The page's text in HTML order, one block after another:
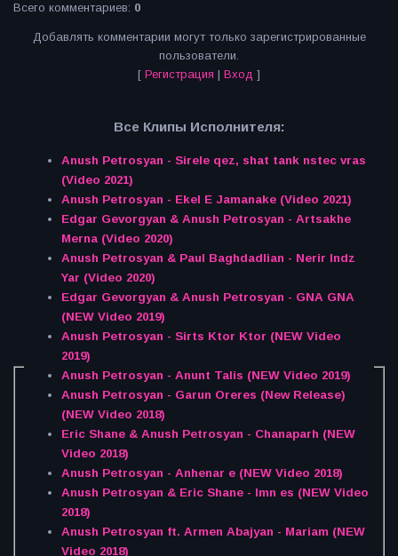
Всего комментариев: 0
Добавлять комментарии могут только зарегистрированные
пользователи.
[ Регистрация | Вход ]
Все Клипы Исполнителя:
Anush Petrosyan - Sirele qez, shat tank nstec vras
(Video 2021)
Anush Petrosyan - Ekel E Jamanake (Video 2021)
Edgar Gevorgyan & Anush Petrosyan - Artsakhe
Merna (Video 2020)
Anush Petrosyan & Paul Baghdadlian - Nerir Indz
Yar (Video 2020)
Edgar Gevorgyan & Anush Petrosyan - GNA GNA
(NEW Video 2019)
Anush Petrosyan - Sirts Ktor Ktor (NEW Video
2019)
Anush Petrosyan - Anunt Talis (NEW Video 2019)
Anush Petrosyan - Garun Oreres (New Release)
(NEW Video 2018)
Eric Shane & Anush Petrosyan - Chanaparh (NEW
Video 2018)
Anush Petrosyan - Anhenar e (NEW Video 2018)
Anush Petrosyan & Eric Shane - Imn es (NEW Video
2018)
Anush Petrosyan ft. Armen Abajyan - Mariam (NEW
Video 2018)